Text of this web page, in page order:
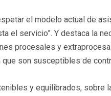
el modelo actual de
el servicio”. Y destaca la
procesales y
son susceptibles de
y equilibrados, sobre